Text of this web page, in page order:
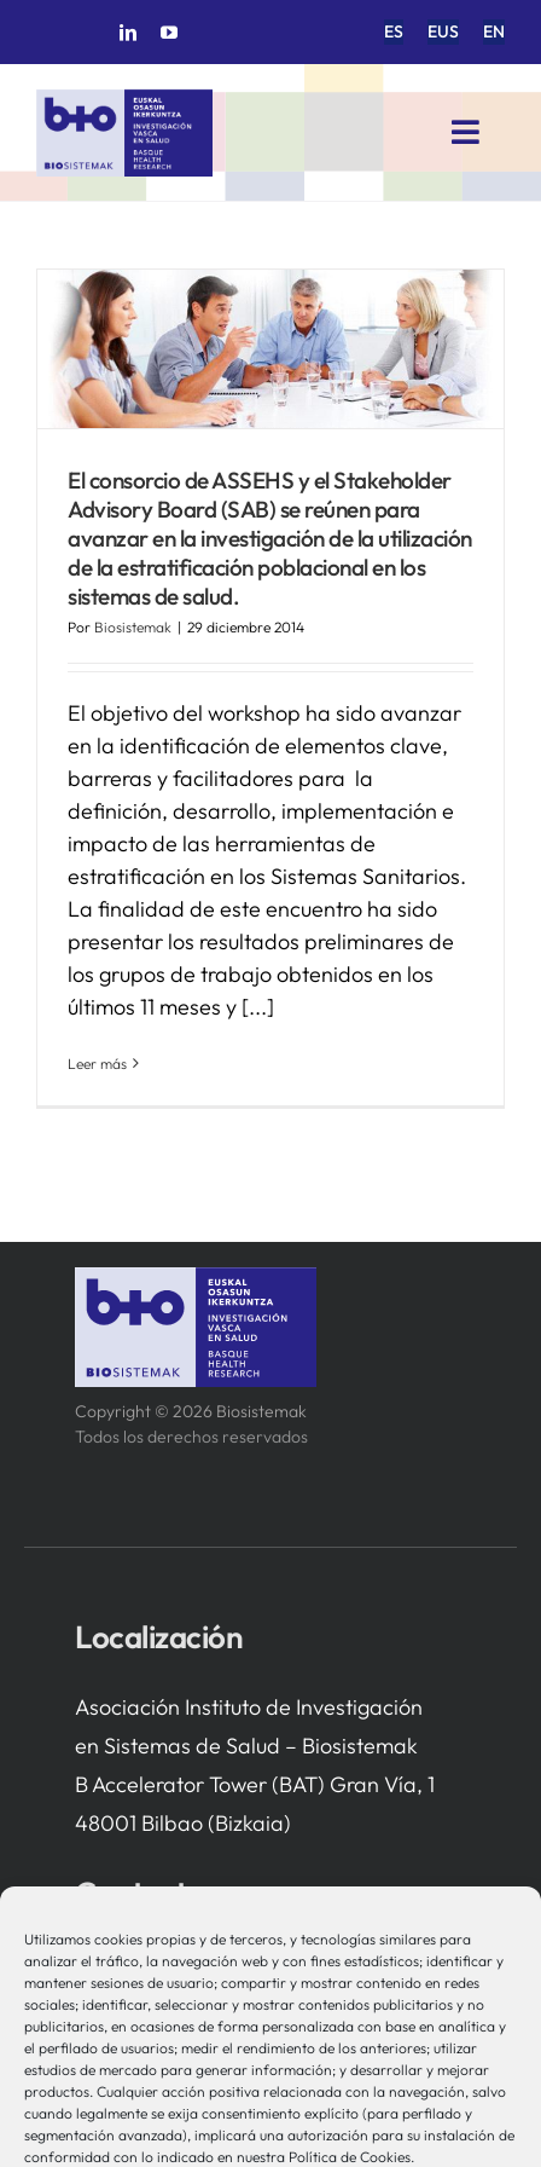
Utilizamos cookies propias y de terceros, y tecnologías similares para
analizar el tráfico, la navegación web y con fines estadísticos; identificar y
mantener sesiones de usuario; compartir y mostrar contenido en redes
sociales; identificar, seleccionar y mostrar contenidos publicitarios y no
publicitarios, en ocasiones de forma personalizada con base en analítica y
el perfilado de usuarios; medir el rendimiento de los anteriores; utilizar
estudios de mercado para generar información; y desarrollar y mejorar
productos. Cualquier acción positiva relacionada con la navegación, salvo
cuando legalmente se exija consentimiento explícito (para perfilado y
segmentación avanzada), implicará una autorización para su instalación de
conformidad con lo indicado en nuestra Política de Cookies.
ES EUS EN
Toggle
INICIO
BIOSISTEMAK
ÁREAS DE INVESTIGACIÓN
PROYECTOS/COLABORACIONES
SERVICIOS
NOTICIAS
El consorcio de ASSEHS y el Stakeholder
Advisory Board (SAB) se reúnen para
avanzar en la investigación de la utilización
de la estratificación poblacional en los
sistemas de salud.
Por Biosistemak | 29 diciembre 2014
El objetivo del workshop ha sido avanzar
en la identificación de elementos clave,
barreras y facilitadores para la
definición, desarrollo, implementación e
impacto de las herramientas de
estratificación en los Sistemas Sanitarios.
La finalidad de este encuentro ha sido
presentar los resultados preliminares de
los grupos de trabajo obtenidos en los
últimos 11 meses y [...]
Leer más
Copyright © 2026 Biosistemak
Todos los derechos reservados
Localización
Asociación Instituto de Investigación
en Sistemas de Salud – Biosistemak
B Accelerator Tower (BAT) Gran Vía, 1
48001 Bilbao (Bizkaia)
Contacto
bio-sistemak@bio-sistemak.eus
944 00 77 90
Otros Enlaces